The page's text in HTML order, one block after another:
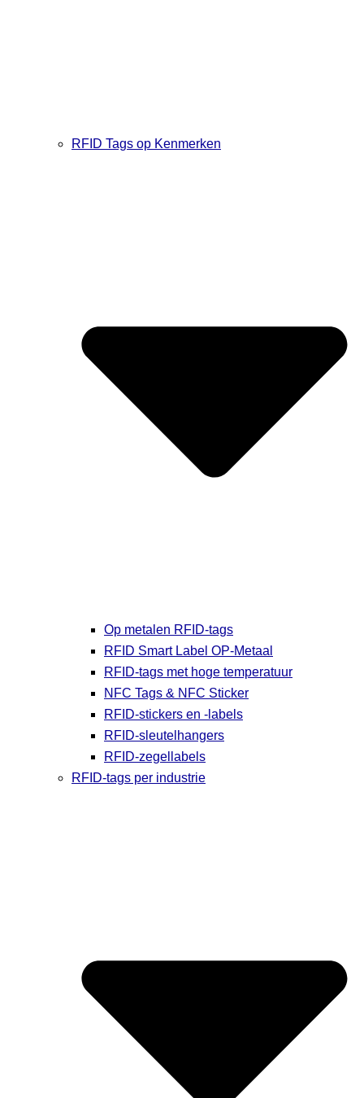
RFID Tags op Kenmerken
Op metalen RFID-tags
RFID Smart Label OP-Metaal
RFID-tags met hoge temperatuur
NFC Tags & NFC Sticker
RFID-stickers en -labels
RFID-sleutelhangers
RFID-zegellabels
RFID-tags per industrie